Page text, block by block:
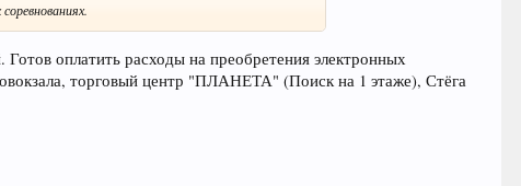
оплатить расходы на преобретения электронных
торговый центр "ПЛАНЕТА" (Поиск на 1 этаже), Стёга